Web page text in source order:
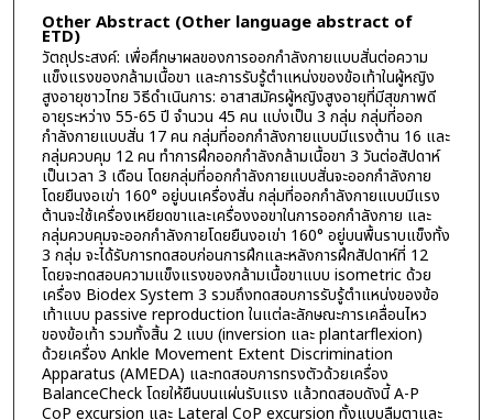
Other Abstract (Other language abstract of
ETD)
วัตถุประสงค์: เพื่อศึกษาผลของการออกกำลังกายแบบสั่นต่อความ
แข็งแรงของกล้ามเนื้อขา และการรับรู้ตำแหน่งของข้อเท้าในผู้หญิง
สูงอายุชาวไทย วิธีดำเนินการ: อาสาสมัครผู้หญิงสูงอายุที่มีสุขภาพดี
อายุระหว่าง 55-65 ปี จำนวน 45 คน แบ่งเป็น 3 กลุ่ม กลุ่มที่ออก
กำลังกายแบบสั่น 17 คน กลุ่มที่ออกกำลังกายแบบมีแรงต้าน 16 และ
กลุ่มควบคุม 12 คน ทำการฝึกออกกำลังกล้ามเนื้อขา 3 วันต่อสัปดาห์
เป็นเวลา 3 เดือน โดยกลุ่มที่ออกกำลังกายแบบสั่นจะออกกำลังกาย
โดยยืนงอเข่า 160° อยู่บนเครื่องสั่น กลุ่มที่ออกกำลังกายแบบมีแรง
ต้านจะใช้เครื่องเหยียดขาและเครื่องงอขาในการออกกำลังกาย และ
กลุ่มควบคุมจะออกกำลังกายโดยยืนงอเข่า 160° อยู่บนพื้นราบแข็งทั้ง
3 กลุ่ม จะได้รับการทดสอบก่อนการฝึกและหลังการฝึกสัปดาห์ที่ 12
โดยจะทดสอบความแข็งแรงของกล้ามเนื้อขาแบบ isometric ด้วย
เครื่อง Biodex System 3 รวมถึงทดสอบการรับรู้ตำแหน่งของข้อ
เท้าแบบ passive reproduction ในแต่ละลักษณะการเคลื่อนไหว
ของข้อเท้า รวมทั้งสิ้น 2 แบบ (inversion และ plantarflexion)
ด้วยเครื่อง Ankle Movement Extent Discrimination
Apparatus (AMEDA) และทดสอบการทรงตัวด้วยเครื่อง
BalanceCheck โดยให้ยืนบนแผ่นรับแรง แล้วทดสอบดังนี้ A-P
CoP excursion และ Lateral CoP excursion ทั้งแบบลืมตาและ